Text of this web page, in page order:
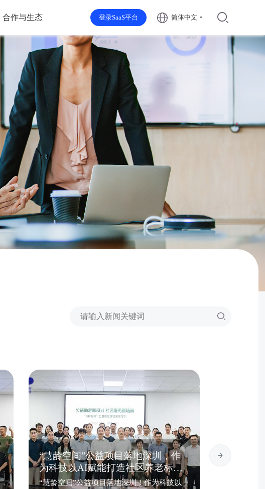
合作与生态 登录SaaS平台 简体中文
“慧龄空间”公益项目落地深圳，作
为科技以AI赋能打造社区养老标准
化样板
“慧龄空间”公益项目落地深圳！作为科技以